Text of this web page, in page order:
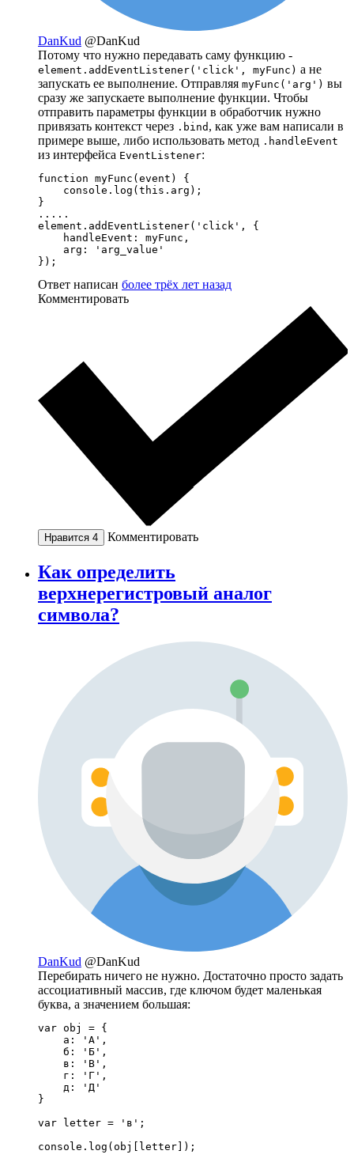
DanKud @DanKud
Потому что нужно передавать саму функцию -
element.addEventListener('click', myFunc) а не
запускать ее выполнение. Отправляя myFunc('arg') вы
сразу же запускаете выполнение функции. Чтобы
отправить параметры функции в обработчик нужно
привязать контекст через .bind , как уже вам написали в
примере выше, либо использовать метод .handleEvent
из интерфейса EventListener:
function myFunc(event) {
    console.log(this.arg);
}
.....
element.addEventListener('click', {
    handleEvent: myFunc,
    arg: 'arg_value'
});
Ответ написан более трёх лет назад
Комментировать
Нравится 4 Комментировать
Как определить
верхнерегистровый аналог
символа?
DanKud @DanKud
Перебирать ничего не нужно. Достаточно просто задать
ассоциативный массив, где ключом будет маленькая
буква, а значением большая:
var obj = {
    а: 'А',
    б: 'Б',
    в: 'В',
    г: 'Г',
    д: 'Д'
}
var letter = 'в';
console.log(obj[letter]);